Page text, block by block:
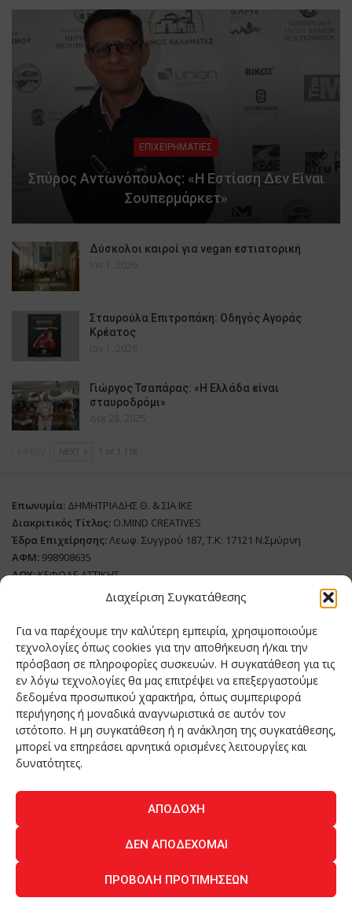
Διαχείριση Συγκατάθεσης
Για να παρέχουμε την καλύτερη εμπειρία, χρησιμοποιούμε
τεχνολογίες όπως cookies για την αποθήκευση ή/και την
πρόσβαση σε πληροφορίες συσκευών. Η συγκατάθεση για τις
εν λόγω τεχνολογίες θα μας επιτρέψει να επεξεργαστούμε
δεδομένα προσωπικού χαρακτήρα, όπως συμπεριφορά
περιήγησης ή μοναδικά αναγνωριστικά σε αυτόν τον
ιστότοπο. Η μη συγκατάθεση ή η ανάκληση της συγκατάθεσης,
μπορεί να επηρεάσει αρνητικά ορισμένες λειτουργίες και
δυνατότητες.
ΑΠΟΔΟΧΉ
ΔΕΝ ΑΠΟΔΈΧΟΜΑΙ
ΠΡΟΒΟΛΉ ΠΡΟΤΙΜΉΣΕΩΝ
ΕΠΙΧΕΙΡΗΜΑΤΙΕΣ
Σπύρος Αντωνόπουλος: «Η Εστίαση Δεν Είναι
Σουπερμάρκετ»
Δύσκολοι καιροί για vegan εστιατορική
Ιαν 1, 2026
Σταυρούλα Επιτροπάκη: Οδηγός Αγοράς
Κρέατος
Ιαν 1, 2026
Γιώργος Τσαπάρας: «Η Ελλάδα είναι
σταυροδρόμι»
Δεκ 28, 2025
NEXT 1 of 1.118
Επωνυμία: ΔΗΜΗΤΡΙΑΔΗΣ Θ. & ΣΙΑ ΙΚΕ
Διακριτικός Τίτλος: O.MIND CREATIVES
Έδρα Επιχείρησης:Λεωφ. Συγγρού 187, Τ.Κ: 17121 Ν.Σμύρνη
ΑΦΜ: 998908635
ΔΟΥ:ΚΕΦΟΔΕ ΑΤΤΙΚΗΣ
Όνομα Ιδιοκτήτη και Νόμιμο Πρόσωπο: Θεόδωρος Δημητριάδης
Διευθυντής Σύνταξης:Ευθυμιάτου Μαίρη
Domain:grillmagazine.gr
Δικαιούχος Domain:Θεόδωρος Δημητριάδης
Διευθυντής:Θεόδωρος Δημητριάδης
Διαχειριστής:Θεόδωρος Δημητριάδης
Δήλωση Συμμόρφωσης
Αριθμός Πιστοποίησης Μ.Η.Τ.:
ΑΝΘΡΩΠΟΙ
ΠΕΡΙΟΔΙΚΟ ΕΠΙΚΟΙΝΩΝΙΑ
© 2026 - All Rights Reserved. -Πολιτική Απορρήτου